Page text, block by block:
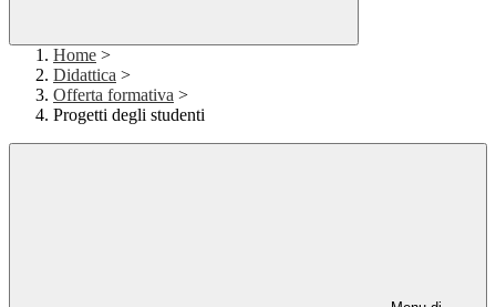
Home >
Didattica >
Offerta formativa >
Progetti degli studenti